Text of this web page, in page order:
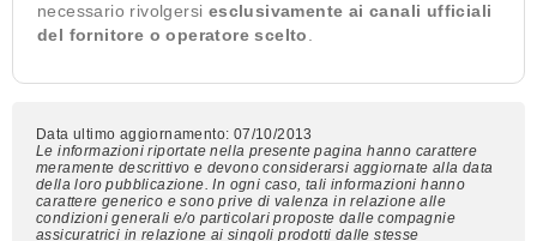
necessario rivolgersi esclusivamente ai canali ufficiali
del fornitore o operatore scelto
Data ultimo aggiornamento: 07/10/2013
Le informazioni riportate nella presente pagina hanno carattere
meramente descrittivo e devono considerarsi aggiornate alla data
della loro pubblicazione. In ogni caso, tali informazioni hanno
carattere generico e sono prive di valenza in relazione alle
condizioni generali e/o particolari proposte dalle compagnie
assicuratrici in relazione ai singoli prodotti dalle stesse